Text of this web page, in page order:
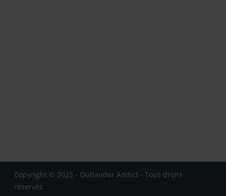
Copyright © 2025 - Outlander Addict - Tous droits
réservés